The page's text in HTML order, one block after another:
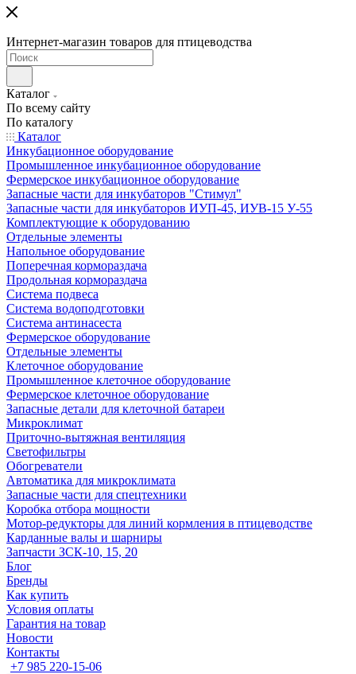
Интернет-магазин товаров для птицеводства
Каталог
По всему сайту
По каталогу
Каталог
Инкубационное оборудование
Промышленное инкубационное оборудование
Фермерское инкубационное оборудование
Запасные части для инкубаторов "Стимул"
Запасные части для инкубаторов ИУП-45, ИУВ-15 У-55
Комплектующие к оборудованию
Отдельные элементы
Напольное оборудование
Поперечная кормораздача
Продольная кормораздача
Система подвеса
Система водоподготовки
Система антинасеста
Фермерское оборудование
Отдельные элементы
Клеточное оборудование
Промышленное клеточное оборудование
Фермерское клеточное оборудование
Запасные детали для клеточной батареи
Микроклимат
Приточно-вытяжная вентиляция
Светофильтры
Обогреватели
Автоматика для микроклимата
Запасные части для спецтехники
Коробка отбора мощности
Мотор-редукторы для линий кормления в птицеводстве
Карданные валы и шарниры
Запчасти ЗСК-10, 15, 20
Блог
Бренды
Как купить
Условия оплаты
Гарантия на товар
Новости
Контакты
+7 985 220-15-06